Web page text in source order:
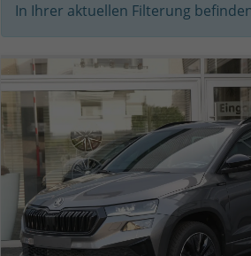
In Ihrer aktuellen Filterung